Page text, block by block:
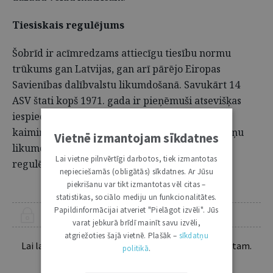
Tiesiskais regulējums
Šobrīd ir acīmredzams attiecīgu tiesību normu
trūkums gan Latvijas, gan arī pārējo Eiropas
Savienības dalībvalstu likumdošanā. Savukārt 14
ASV štati kopš 1971. gada ir pieņēmuši atsevišķas
iespieddarbu regulējošās tiesību normas. ASV
kaimiņvalstis, piemēram, Kanāda, par amerikāņu
likumdošanu ir informētas, tomēr pašas savu
regulējumu nav pieņēmušas.
ŠIS RAKSTS PIEEJAMS “JURISTA VĀRDA” ABONENTIEM
Lai lasītu šo rakstu tālāk, Tev jābūt žurnāla abonentam.
Vietnē izmantojam sīkdatnes
Lai vietne pilnvērtīgi darbotos, tiek izmantotas
nepieciešamās (obligātās) sīkdatnes. Ar Jūsu
piekrišanu var tikt izmantotas vēl citas –
statistikas, sociālo mediju un funkcionalitātes.
Papildinformācijai atveriet "Pielāgot izvēli". Jūs
varat jebkurā brīdī mainīt savu izvēli,
atgriežoties šajā vietnē. Plašāk – sīkdatņu
politikā.